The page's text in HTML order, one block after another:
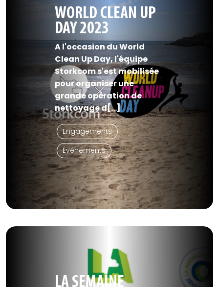
WORLD CLEAN UP
DAY 2023
A l'occasion du World
Clean Up Day, l'équipe
Storkcom s'est mobilisée
pour organiser une
grande opération de
nettoyage d[...]
Engagements
Événements
LA SEMAINE